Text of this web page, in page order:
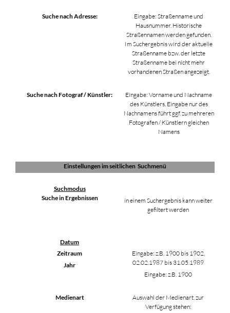
Suche nach Adresse:
Eingabe: Straßenname und
Hausnummer. Historische
Straßennamen werden gefunden.
Im Suchergebnis wird der aktuelle
Straßenname bzw. der letzte
Straßenname bei nicht mehr
vorhandenen Straßen angezeigt.
Suche nach Fotograf / Künstler:
Eingabe: Vorname und Nachname
des Künstlers, Eingabe nur des
Nachnamens führt ggf. zu mehreren
Fotografen / Künstlern gleichen
Namens
Einstellungen im seitlichen Suchmenü
Suchmodus
Suche in Ergebnissen
in einem Suchergebnis kann weiter
gefiltert werden
Datum
Zeitraum
Jahr
Eingabe: z.B. 1900 bis 1902,
02.02.1987 bis 31.05.1989
Eingabe: z.B. 1900
Medienart
Auswahl der Medienart, zur
Verfügung stehen: